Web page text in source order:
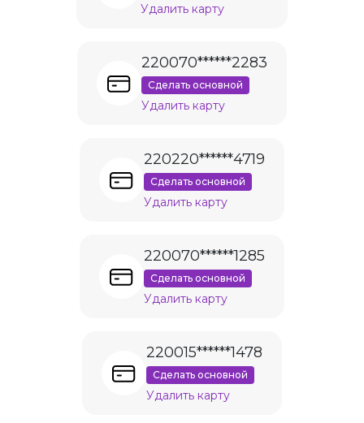
Удалить карту
220070******2283
Сделать основной
Удалить карту
220220******4719
Сделать основной
Удалить карту
220070******1285
Сделать основной
Удалить карту
220015******1478
Сделать основной
Удалить карту